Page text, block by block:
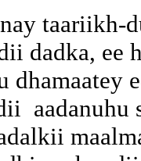
taariikh-
dadka, ee
dhamaatey
aadanuhu